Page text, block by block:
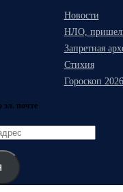
Новости
НЛО,
Запретная
Стихия
Гороскоп 2026
эл. почте